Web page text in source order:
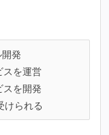
発
スを運営
スを開発
けられる